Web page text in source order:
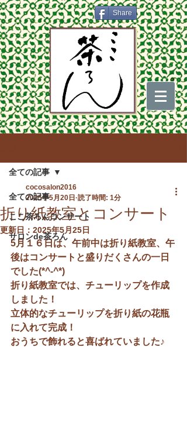
Share
全ての記事
ここ茶ろんコンサート
サロンde茶ろん
全ての記事
折り紙教室とコンサート
cocosalon2016
2025年5月20日 読了時間: 1分
更新日： 2025年5月25日
5月１６日は、午前中は折り紙教室、午
後はコンサートと盛りだくさんの一日
でした(*^-^*)
折り紙教室では、チューリップを作成
しました！
立体的なチューリップを折り紙の花瓶
に入れて完成！
おうちで飾れると喜ばれていました♪